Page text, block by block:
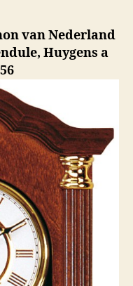
Huygens a